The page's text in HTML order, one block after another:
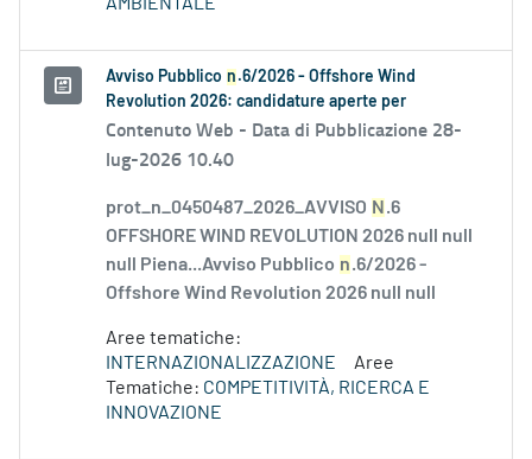
AMBIENTALE
Avviso Pubblico n .6/2026 - Offshore Wind
Revolution 2026: candidature aperte per
Contenuto Web - Data di Pubblicazione 28-
lug-2026 10.40
prot_n_0450487_2026_AVVISO N .6
OFFSHORE WIND REVOLUTION 2026 null null
null Piena...Avviso Pubblico n.6/2026 -
Offshore Wind Revolution 2026 null null
Aree tematiche:
INTERNAZIONALIZZAZIONE
Aree
Tematiche: COMPETITIVITÀ, RICERCA E
INNOVAZIONE